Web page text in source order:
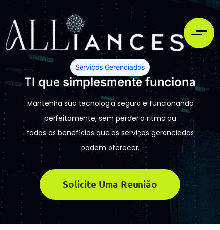
Serviços Gerenciados
TI que simplesmente funciona
Mantenha sua tecnologia segura e funcionando
perfeitamente, sem perder o ritmo ou
todos os benefícios que os serviços gerenciados
podem oferecer.
Solicite Uma Reunião